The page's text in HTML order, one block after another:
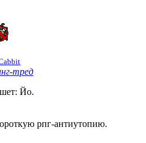
тред
Йо.
рпг-антиутопию.